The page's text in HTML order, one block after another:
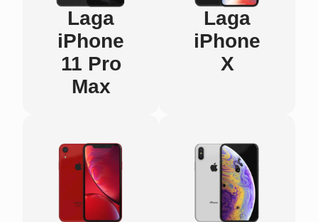
Laga
iPhone
11 Pro
Max
Laga
iPhone
X